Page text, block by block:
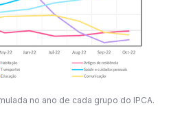
no ano de cada grupo do IPCA.